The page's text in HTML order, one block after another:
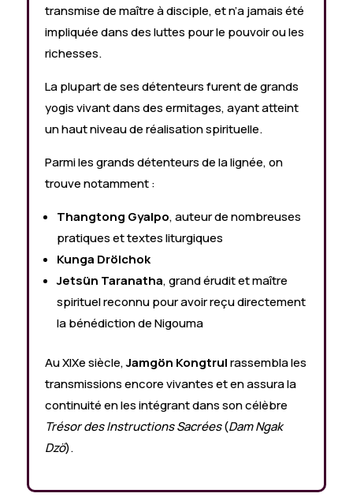
transmise de maître à disciple, et n’a jamais été
impliquée dans des luttes pour le pouvoir ou les
richesses.
La plupart de ses détenteurs furent de grands
yogis vivant dans des ermitages, ayant atteint
un haut niveau de réalisation spirituelle.
Parmi les grands détenteurs de la lignée, on
trouve notamment :
Thangtong Gyalpo, auteur de nombreuses
pratiques et textes liturgiques
Kunga Drölchok
Jetsün Taranatha, grand érudit et maître
spirituel reconnu pour avoir reçu directement
la bénédiction de Nigouma
Au XIXe siècle,Jamgön Kongtrulrassembla les
transmissions encore vivantes et en assura la
continuité en les intégrant dans son célèbre
Trésor des Instructions Sacrées(Dam Ngak
Dzö).